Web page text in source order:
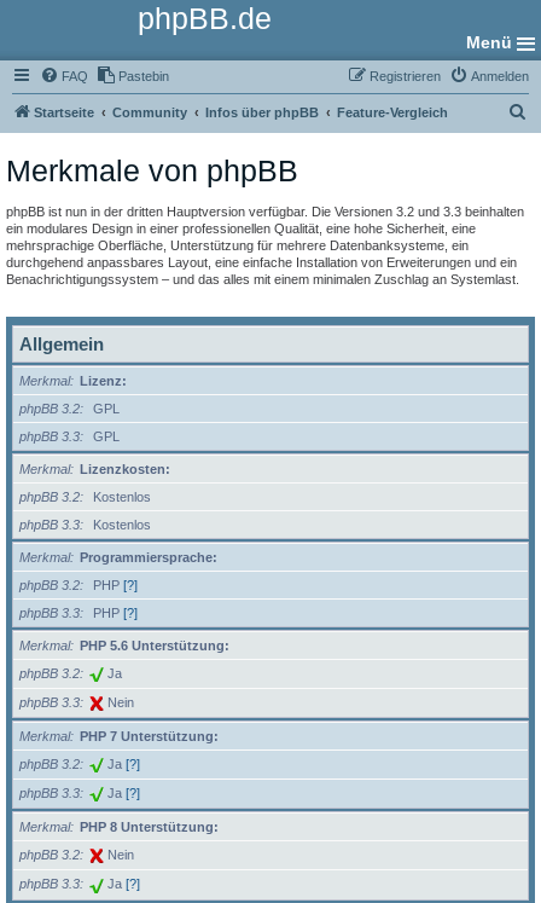
phpBB.de
Menü
FAQ Pastebin Anmelden
Registrieren
Startseite Community Infos über phpBB Feature-Vergleich
Merkmale von phpBB
phpBB ist nun in der dritten Hauptversion verfügbar. Die Versionen 3.2 und 3.3 beinhalten
ein modulares Design in einer professionellen Qualität, eine hohe Sicherheit, eine
mehrsprachige Oberfläche, Unterstützung für mehrere Datenbanksysteme, ein
durchgehend anpassbares Layout, eine einfache Installation von Erweiterungen und ein
Benachrichtigungssystem – und das alles mit einem minimalen Zuschlag an Systemlast.
Allgemein
Merkmal
Lizenz:
phpBB 3.2
GPL
phpBB 3.3
GPL
Merkmal
Lizenzkosten:
phpBB 3.2
Kostenlos
phpBB 3.3
Kostenlos
Merkmal
Programmiersprache:
phpBB 3.2
PHP [?]
phpBB 3.3
PHP [?]
Merkmal
PHP 5.6 Unterstützung:
phpBB 3.2
Ja
phpBB 3.3 Nein
Merkmal
PHP 7 Unterstützung:
phpBB 3.2
Ja [?]
phpBB 3.3 Ja [?]
Merkmal
PHP 8 Unterstützung:
phpBB 3.2
Nein
phpBB 3.3 Ja [?]